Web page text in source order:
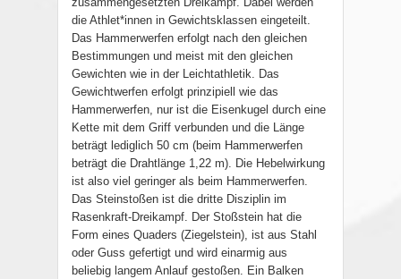
die Athlet*innen in Gewichtsklassen eingeteilt.
Das Hammerwerfen erfolgt nach den gleichen
Bestimmungen und meist mit den gleichen
Gewichten wie in der Leichtathletik. Das
Gewichtwerfen erfolgt prinzipiell wie das
Hammerwerfen, nur ist die Eisenkugel durch eine
Kette mit dem Griff verbunden und die Länge
beträgt lediglich 50 cm (beim Hammerwerfen
beträgt die Drahtlänge 1,22 m). Die Hebelwirkung
ist also viel geringer als beim Hammerwerfen.
Das Steinstoßen ist die dritte Disziplin im
Rasenkraft-Dreikampf. Der Stoßstein hat die
Form eines Quaders (Ziegelstein), ist aus Stahl
oder Guss gefertigt und wird einarmig aus
beliebig langem Anlauf gestoßen. Ein Balken